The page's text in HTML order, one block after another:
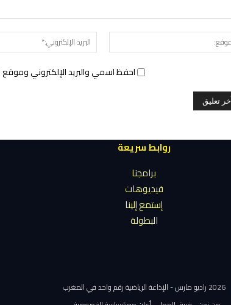
الموقع:
احفظ اسمي والبريد الإلكتروني
روابط سريعة
برامجنا
فيديوهات
إستمع إلينا
البطولة
2026 راديو مارس - الإذاعة الرياضية رقم واحد في المغرب